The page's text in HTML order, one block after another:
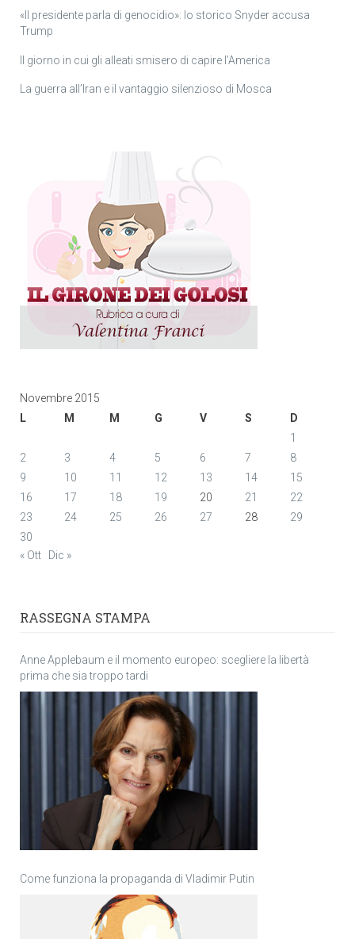
«Il presidente parla di genocidio»: lo storico Snyder accusa
Trump
Il giorno in cui gli alleati smisero di capire l’America
La guerra all’Iran e il vantaggio silenzioso di Mosca
Novembre 2015
L
M M G V S
D
1
2
3 4 5 6 7
8
9
10 11 12 13 14
15
16
17 18 19 20 21
22
23
24 25 26 27 28
29
30
« Ott
Dic »
RASSEGNA STAMPA
Anne Applebaum e il momento europeo: scegliere la libertà
prima che sia troppo tardi
Come funziona la propaganda di Vladimir Putin